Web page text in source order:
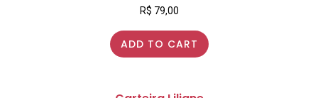
R$ 79,00
ADD TO CART